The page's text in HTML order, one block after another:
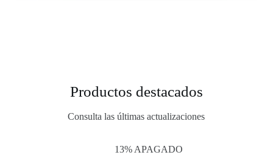
Productos destacados
Consulta las últimas actualizaciones
13% APAGADO